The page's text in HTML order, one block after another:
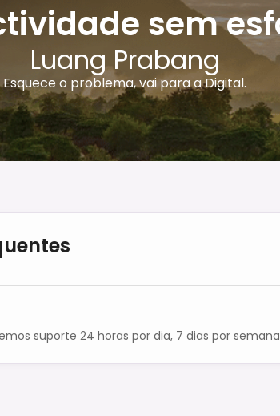
sem
Luang Prabang
Esquece o problema, vai para a Digital.
suporte 24 horas por dia, 7 dias por